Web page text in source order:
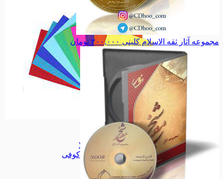
فلش کارت فلش کارت
تابلو کاشی تابلو کاشی
مجموعه جلا مجموعه جلا
مجموعه کوفی
مجموعه کوفی
میناکاری
میناکاری
طرح ویژه
طرح ویژه
مجموعه آثار ثقه الاسلام کلینی ۲۰۰,۰۰۰تومان